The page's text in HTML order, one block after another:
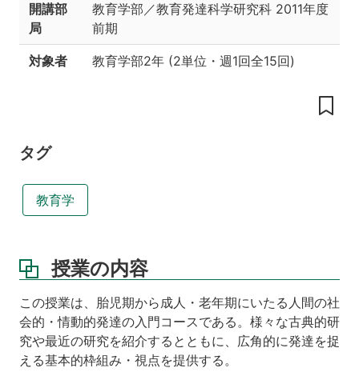
考
そ
課
題
開講部
局
教育学部／教育発達科学研究科 2011年度
前期
対象者 教育学部2年 (2単位 ・ 週1回全15回)
タグ
教育学
授業の内容
この授業は、胎児期から成人・老年期にいたる人間の社
会的・情動的発達の入門コースである。様々な古典的研
究や最近の研究を紹介するとともに、広角的に発達を捉
える基本的枠組み・視点を提供する。